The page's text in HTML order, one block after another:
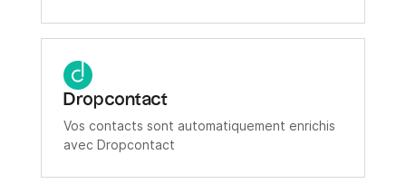
Dropcontact
Vos contacts sont automatiquement enrichis
avec Dropcontact